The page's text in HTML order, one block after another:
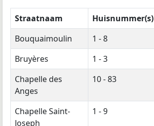
Straatnaam Huisnummer(s)
Bouquaimoulin
1 - 8
Bruyères
1 - 3
Chapelle des
Anges
10 - 83
Chapelle Saint-
Joseph
1 - 9